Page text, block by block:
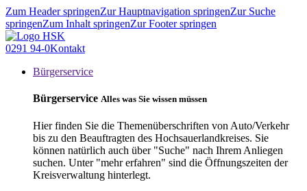
Zum Header springenZur Hauptnavigation springenZur Suche
springenZum Inhalt springenZur Footer springen
0291 94-0Kontakt
Bürgerservice
Bürgerservice Alles was Sie wissen müssen
Hier finden Sie die Themenüberschriften von Auto/Verkehr
bis zu den Beauftragten des Hochsauerlandkreises. Sie
können natürlich auch über "Suche" nach Ihrem Anliegen
suchen. Unter "mehr erfahren" sind die Öffnungszeiten der
Kreisverwaltung hinterlegt.